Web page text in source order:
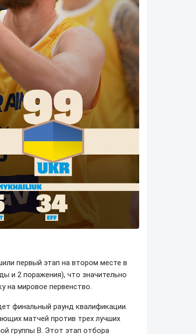
первый этап на втором месте в
и 2 поражения), что значительно
на мировое первенство.
финальный раунд квалификации.
матчей против трех лучших
группы B. Этот этап отбора